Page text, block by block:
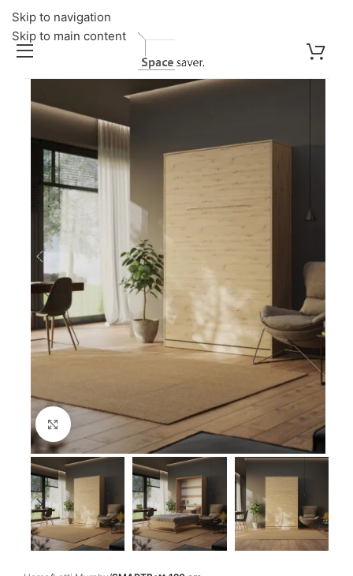
Skip to navigation
Skip to main content
Click to enlarge